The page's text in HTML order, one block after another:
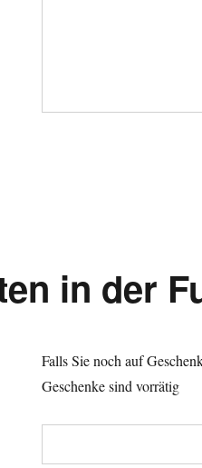
in der
Falls Sie noch auf
Geschenke sind vorrätig